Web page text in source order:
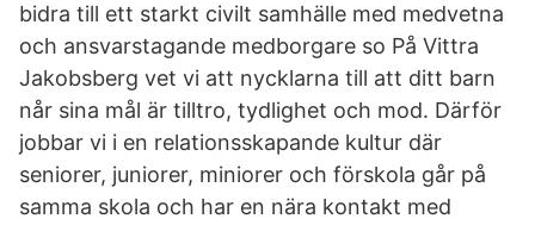
bidra till ett starkt civilt samhälle med medvetna
och ansvarstagande medborgare so På Vittra
Jakobsberg vet vi att nycklarna till att ditt barn
når sina mål är tilltro, tydlighet och mod. Därför
jobbar vi i en relationsskapande kultur där
seniorer, juniorer, miniorer och förskola går på
samma skola och har en nära kontakt med